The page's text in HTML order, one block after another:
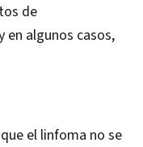
de
en algunos casos,
el linfoma no se